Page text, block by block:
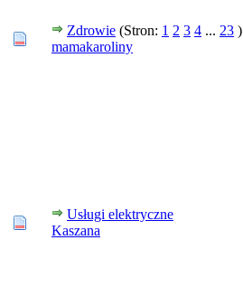
Zdrowie (Stron: 1 2 3 4 ... 23 )
mamakaroliny
Usługi elektryczne
Kaszana